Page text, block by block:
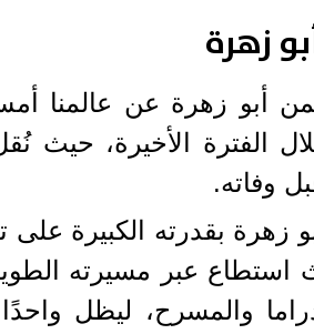
زهرة
أبو زهرة عن عالمنا
الفترة الأخيرة، حيث
وفاته.
زهرة بقدرته الكبيرة
استطاع عبر مسيرته
والمسرح، ليظل واحدًا